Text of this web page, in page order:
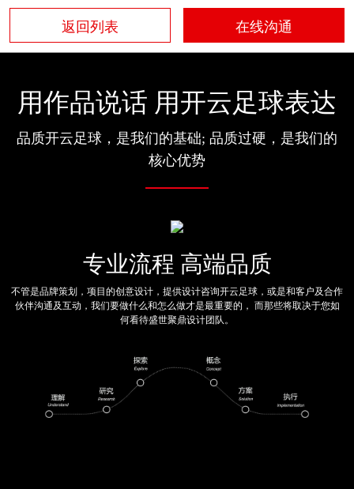
返回列表 在线沟通
用作品说话 用开云足球表达
品质开云足球，是我们的基础; 品质过硬，是我们的
核心优势
专业流程 高端品质
不管是品牌策划，项目的创意设计，提供设计咨询开云足球，或是和客户及合作
伙伴沟通及互动，我们要做什么和怎么做才是最重要的， 而那些将取决于您如
何看待盛世聚鼎设计团队。